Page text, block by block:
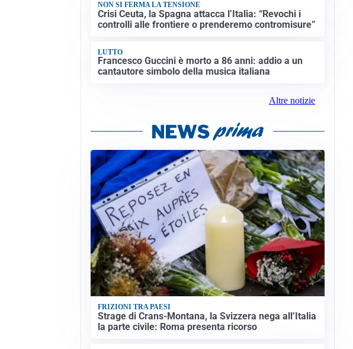
NON SI FERMA LA TENSIONE
Crisi Ceuta, la Spagna attacca l’Italia: “Revochi i
controlli alle frontiere o prenderemo contromisure”
LUTTO
Francesco Guccini è morto a 86 anni: addio a un
cantautore simbolo della musica italiana
Altre notizie
FRIZIONI TRA PAESI
Strage di Crans-Montana, la Svizzera nega all’Italia
la parte civile: Roma presenta ricorso